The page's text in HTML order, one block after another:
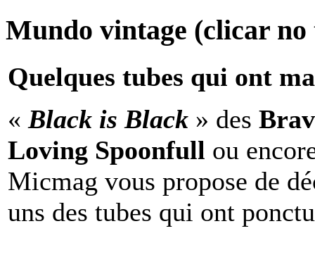
Mundo vintage (clicar
Quelques tubes qui ont
« Black is Black » des
Loving Spoonfull ou
Micmag vous propose de
uns des tubes qui ont